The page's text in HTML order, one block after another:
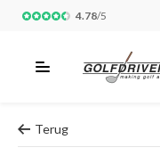
4.78/5
Terug